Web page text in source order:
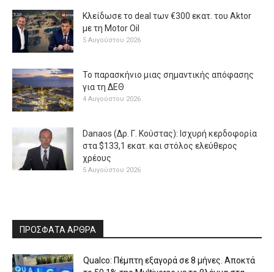
Κλείδωσε το deal των €300 εκατ. του Aktor
με τη Μotor Oil
5 Αυγούστου 2026
Το παρασκήνιο μιας σημαντικής απόφασης
για τη ΔΕΘ
4 Αυγούστου 2026
Danaos (Δρ. Γ. Κούστας): Ισχυρή κερδοφορία
στα $133,1 εκατ. και στόλος ελεύθερος
χρέους
5 Αυγούστου 2026
ΠΡΟΣΦΑΤΑ ΑΡΘΡΑ
Qualco: Πέμπτη εξαγορά σε 8 μήνες. Aποκτά